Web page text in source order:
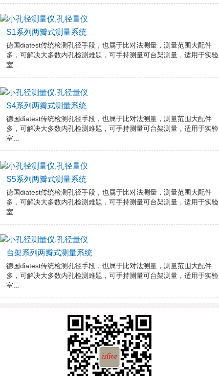
S1系列两瓣式测量系统
德国diatest传统检测孔径手段，也属于比对法测量，测量范围大配件
多，可解决大多数内孔检测难题，可手持测量可台架测量，适用于实验
室...
S4系列两瓣式测量系统
德国diatest传统检测孔径手段，也属于比对法测量，测量范围大配件
多，可解决大多数内孔检测难题，可手持测量可台架测量，适用于实验
室...
S5系列两瓣式测量系统
德国diatest传统检测孔径手段，也属于比对法测量，测量范围大配件
多，可解决大多数内孔检测难题，可手持测量可台架测量，适用于实验
室...
台架系列两瓣式测量系统
德国diatest传统检测孔径手段，也属于比对法测量，测量范围大配件
多，可解决大多数内孔检测难题，可手持测量可台架测量，适用于实验
室...